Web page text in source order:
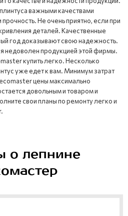
важными качествами
Не очень приятно, если при
деталей. Качественные
год доказывают свою надежность.
недоволен продукцией этой фирмы.
купить легко. Несколько
уже едет к вам. Минимум затрат
цены максимально
довольным и товаром и
свои планы по ремонту легко и
о лепнине